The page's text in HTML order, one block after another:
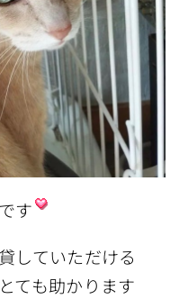
す
していただける
ても助かります